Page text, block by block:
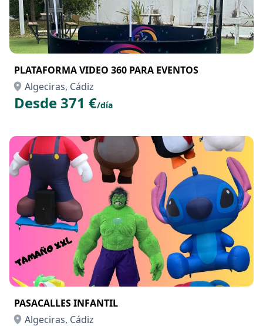
PLATAFORMA VIDEO 360 PARA EVENTOS
Algeciras, Cádiz
Desde 371 €/día
PASACALLES INFANTIL
Algeciras, Cádiz